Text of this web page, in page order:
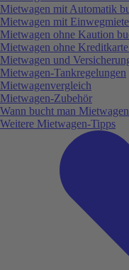
Mietwagen mit Automatik
Mietwagen mit
Mietwagen ohne Kaution
Mietwagen ohne
Mietwagen und
Mietwagen-Tankregelungen
Mietwagenvergleich
Mietwagen-Zubehör
Wann bucht man
Weitere Mietwagen-Tipps